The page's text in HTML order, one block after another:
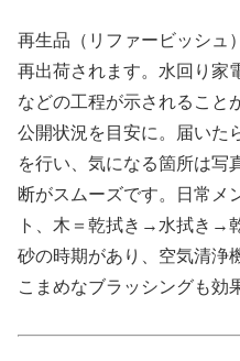
再生品（リファービッシュ
再出荷されます。水回り家
などの工程が示されること
公開状況を目安に。届いた
を行い、気になる箇所は写
断がスムーズです。日常メ
ト、木＝乾拭き→水拭き→
砂の時期があり、空気清浄
こまめなブラッシングも効